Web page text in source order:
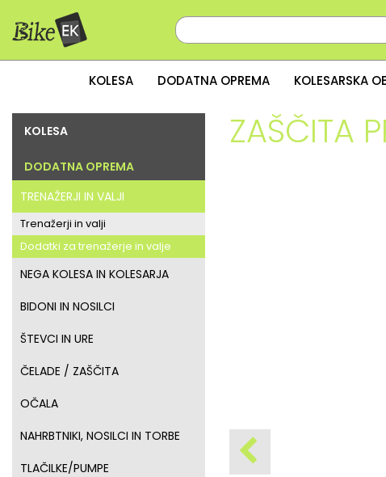
KOLESA DODATNA OPREMA KOLESARSKA
KOLESA
DODATNA OPREMA
TRENAŽERJI IN VALJI
Trenažerji in valji
Dodatki za trenažerje in valje
NEGA KOLESA IN KOLESARJA
BIDONI IN NOSILCI
ŠTEVCI IN URE
ČELADE / ZAŠČITA
OČALA
NAHRBTNIKI, NOSILCI IN TORBE
TLAČILKE/PUMPE
ZAŠČITA